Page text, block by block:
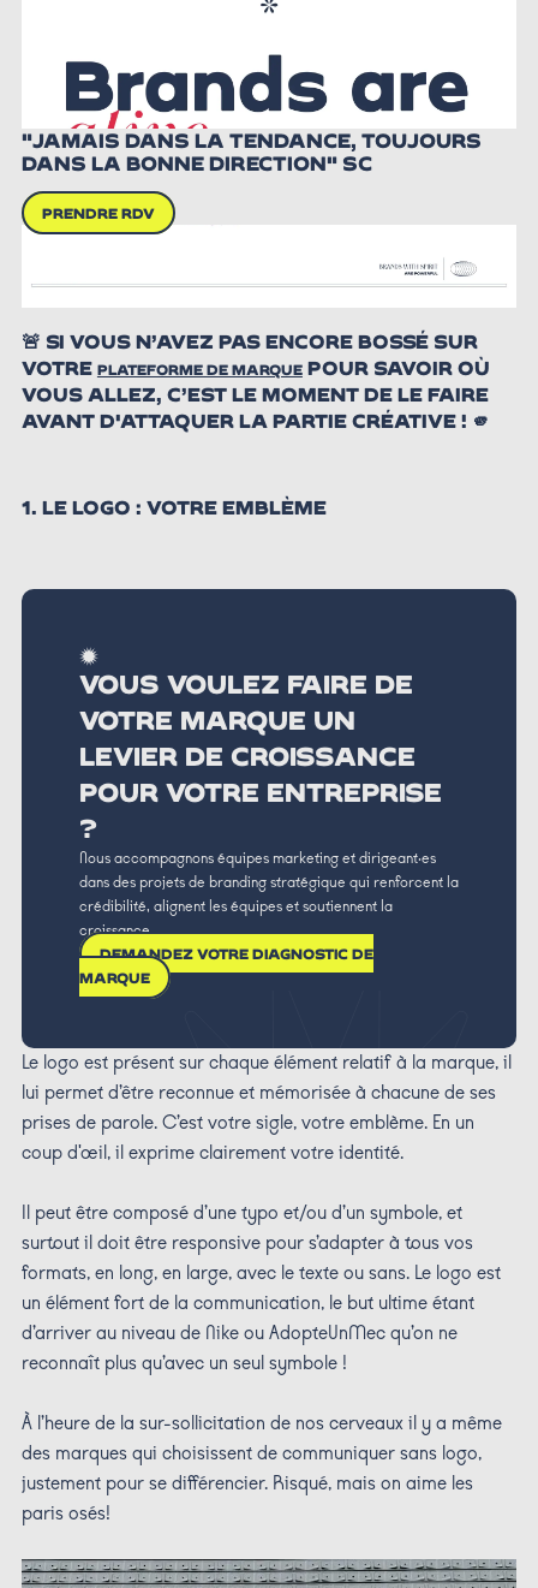
"JAMAIS DANS LA TENDANCE, TOUJOURS
DANS LA BONNE DIRECTION" SC
PRENDRE RDV
🚨 SI VOUS N’AVEZ PAS ENCORE BOSSÉ SUR
VOTRE PLATEFORME DE MARQUEPOUR SAVOIR OÙ
VOUS ALLEZ, C’EST LE MOMENT DE LE FAIRE
AVANT D'ATTAQUER LA PARTIE CRÉATIVE ! 🫵
1. LE LOGO : VOTRE EMBLÈME
VOUS VOULEZ FAIRE DE
VOTRE MARQUE UN
LEVIER DE CROISSANCE
POUR VOTRE ENTREPRISE
?
Nous accompagnons équipes marketing et dirigeant·es
dans des projets de branding stratégique qui renforcent la
crédibilité, alignent les équipes et soutiennent la
croissance.
DEMANDEZ VOTRE DIAGNOSTIC DE
MARQUE
Le logo est présent sur chaque élément relatif à la marque, il
lui permet d’être reconnue et mémorisée à chacune de ses
prises de parole. C’est votre sigle, votre emblème. En un
coup d'œil, il exprime clairement votre identité.
Il peut être composé d’une typo et/ou d’un symbole, et
surtout il doit être responsive pour s’adapter à tous vos
formats, en long, en large, avec le texte ou sans. Le logo est
un élément fort de la communication, le but ultime étant
d’arriver au niveau de Nike ou AdopteUnMec qu’on ne
reconnaît plus qu’avec un seul symbole !
À l’heure de la sur-sollicitation de nos cerveaux il y a même
des marques qui choisissent de communiquer sans logo,
justement pour se différencier. Risqué, mais on aime les
paris osés!